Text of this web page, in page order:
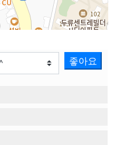
좋아요